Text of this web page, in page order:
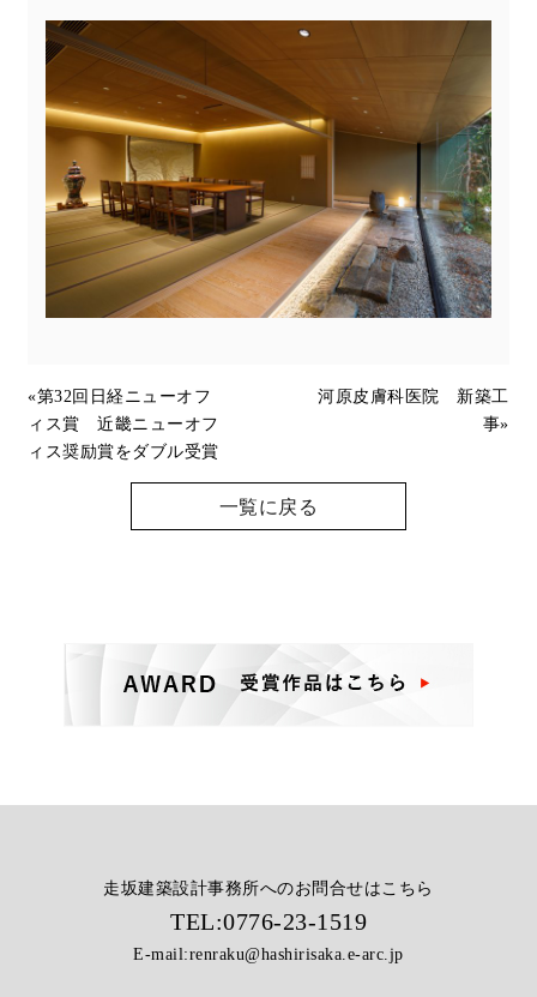
«第32回日経ニューオフ
ィス賞 近畿ニューオフ
ィス奨励賞をダブル受賞
河原皮膚科医院 新築工
事»
一覧に戻る
走坂建築設計事務所へのお問合せはこちら
TEL:0776-23-1519
E-mail:renraku@hashirisaka.e-arc.jp